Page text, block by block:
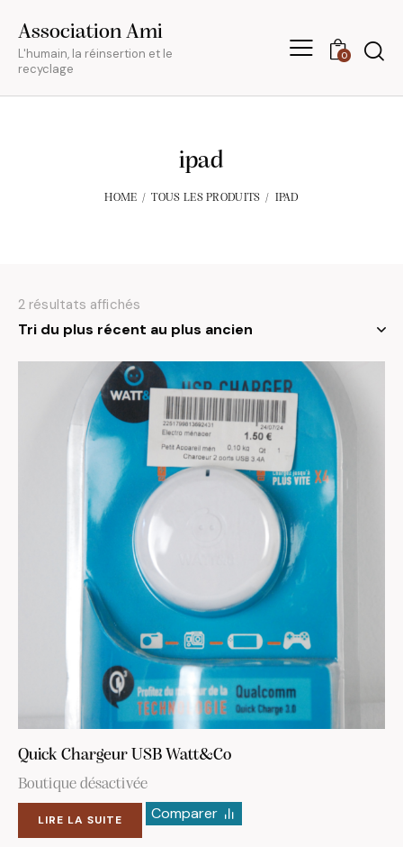
Association Ami
L'humain, la réinsertion et le
recyclage
0
ipad
HOME TOUS LES PRODUITS IPAD
2 résultats affichés
Quick Chargeur USB Watt&Co
Boutique désactivée
LIRE LA SUITE Comparer